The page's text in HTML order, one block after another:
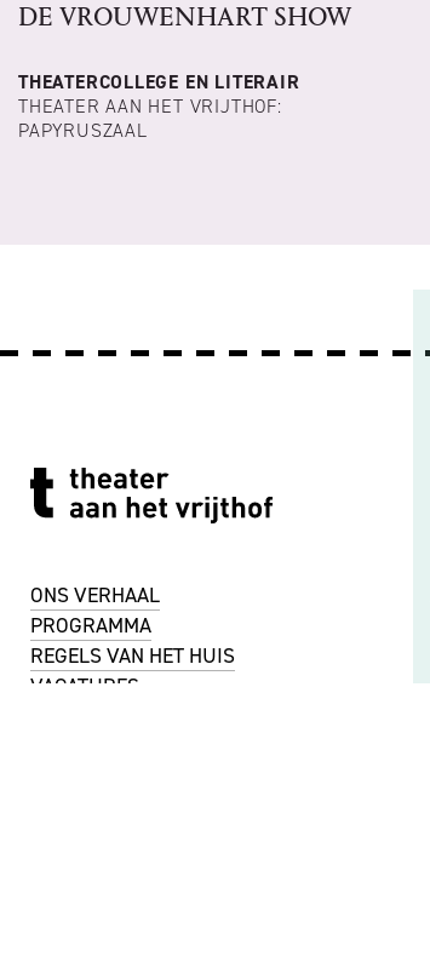
DE VROUWENHART SHOW
THEATERCOLLEGE EN LITERAIR
THEATER AAN HET VRIJTHOF:
PAPYRUSZAAL
ONS VERHAAL
PROGRAMMA
REGELS VAN HET HUIS
VACATURES